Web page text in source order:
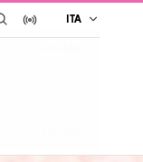
CERCAIN DIRETTA SU
ITA